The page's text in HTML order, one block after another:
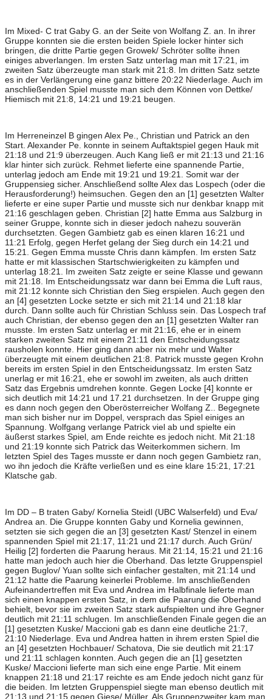
Im Mixed- C trat Gaby G. an der Seite von Wolfang Z. an. In ihrer
Gruppe konnten sie die ersten beiden Spiele locker hinter sich
bringen, die dritte Partie gegen Growek/ Schröter sollte ihnen
einiges abverlangen. Im ersten Satz unterlag man mit 17:21, im
zweiten Satz überzeugte man stark mit 21:8. Im dritten Satz setzte
es in der Verlängerung eine ganz bittere 20:22 Niederlage. Auch im
anschließenden Spiel musste man sich dem Können von Dettke/
Hiemisch mit 21:8, 14:21 und 19:21 beugen.
Im Herreneinzel B gingen Alex Pe., Christian und Patrick an den
Start. Alexander Pe. konnte in seinem Auftaktspiel gegen Hauk mit
21:18 und 21:9 überzeugen. Auch Kang ließ er mit 21:13 und 21:16
klar hinter sich zurück. Rehmet lieferte eine spannende Partie,
unterlag jedoch am Ende mit 19:21 und 19:21. Somit war der
Gruppensieg sicher. Anschließend sollte Alex das Lospech (oder die
Herausforderung!) heimsuchen. Gegen den an [1] gesetzten Walter
lieferte er eine super Partie und musste sich nur denkbar knapp mit
21:16 geschlagen geben. Christian [2] hatte Emma aus Salzburg in
seiner Gruppe, konnte sich in dieser jedoch nahezu souverän
durchsetzten. Gegen Gambietz gab es einen klaren 16:21 und
11:21 Erfolg, gegen Herfet gelang der Sieg durch ein 14:21 und
15:21. Gegen Emma musste Chris dann kämpfen. Im ersten Satz
hatte er mit klassischen Startschwierigkeiten zu kämpfen und
unterlag 18:21. Im zweiten Satz zeigte er seine Klasse und gewann
mit 21:18. Im Entscheidungssatz war dann bei Emma die Luft raus,
mit 21:12 konnte sich Christian den Sieg erspielen. Auch gegen den
an [4] gesetzten Locke setzte er sich mit 21:14 und 21:18 klar
durch. Dann sollte auch für Christian Schluss sein. Das Lospech traf
auch Christian, der ebenso gegen den an [1] gesetzten Walter ran
musste. Im ersten Satz unterlag er mit 21:16, ehe er in einem
starken zweiten Satz mit einem 21:11 den Entscheidungssatz
rausholen konnte. Hier ging dann aber nix mehr und Walter
überzeugte mit einem deutlichen 21:8. Patrick musste gegen Krohn
bereits im ersten Spiel in den Entscheidungssatz. Im ersten Satz
unerlag er mit 16:21, ehe er sowohl im zweiten, als auch dritten
Satz das Ergebnis umdrehen konnte. Gegen Locke [4] konnte er
sich deutlich mit 14:21 und 17.21 durchsetzen. In der Gruppe ging
es dann noch gegen den Oberösterreicher Wolfang Z.. Begegnete
man sich bisher nur im Doppel, versprach das Spiel einiges an
Spannung. Wolfgang verlange Patrick viel ab und spielte ein
äußerst starkes Spiel, am Ende reichte es jedoch nicht. Mit 21:18
und 21:19 konnte sich Patrick das Weiterkommen sichern. Im
letzten Spiel des Tages musste er dann noch gegen Gambietz ran,
wo ihn jedoch die Kräfte verließen und es eine klare 15:21, 17:21
Klatsche gab.
Im DD – B traten Gaby/ Kornelia Steidl (UBC Walserfeld) und Eva/
Andrea an. Die Gruppe konnten Gaby und Kornelia gewinnen,
setzten sie sich gegen die an [3] gesetzten Kast/ Stenzel in einem
spannenden Spiel mit 21:17, 11:21 und 21:17 durch. Auch Grün/
Heilig [2] forderten die Paarung heraus. Mit 21:14, 15:21 und 21:16
hatte man jedoch auch hier die Oberhand. Das letzte Gruppenspiel
gegen Buglov/ Yuan sollte sich einfacher gestalten, mit 21:14 und
21:12 hatte die Paarung keinerlei Probleme. Im anschließenden
Aufeinandertreffen mit Eva und Andrea im Halbfinale lieferte man
sich einen knappen ersten Satz, in dem die Paarung die Oberhand
behielt, bevor sie im zweiten Satz stark aufspielten und ihre Gegner
deutlich mit 21:11 schlugen. Im anschließenden Finale gegen die an
[1] gesetzten Kuske/ Maccioni gab es dann eine deutliche 21:7,
21:10 Niederlage. Eva und Andrea hatten in ihrem ersten Spiel die
an [4] gesetzten Hochbauer/ Schatova, Die sie deutlich mit 21:17
und 21:11 schlagen konnten. Auch gegen die an [1] gesetzten
Kuske/ Maccioni lieferte man sich eine enge Partie. Mit einem
knappen 21:18 und 21:17 reichte es am Ende jedoch nicht ganz für
die beiden. Im letzten Gruppenspiel siegte man ebenso deutlich mit
21:13 und 21:15 gegen Giese/ Müller. Als Gruppenzweiter kam man